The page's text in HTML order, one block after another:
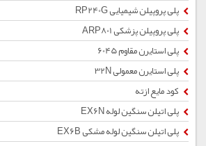
پلی پروپیلن شیمیایی RP240G
پلی پروپیلن پزشکی ARP801
پلی استایرن مقاوم 6045
پلی استایرن معمولی 32N
کود مایع ازته
پلی اتیلن سنگین لوله EX6N
پلی اتیلن سنگین لوله مشکی EX6B